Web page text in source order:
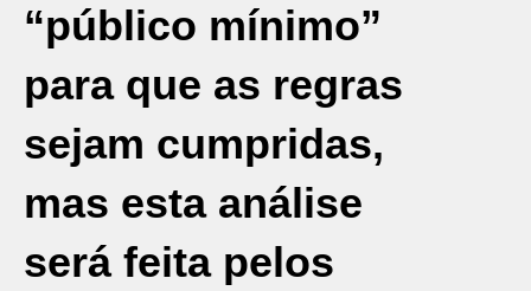
“público mínimo”
para que as regras
sejam cumpridas,
mas esta análise
será feita pelos